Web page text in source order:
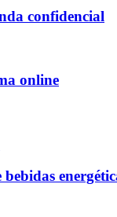
confidencial
online